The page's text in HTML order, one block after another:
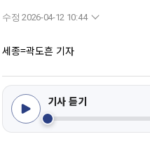
수정 2026-04-12 10:44
세종=곽도흔 기자
기사 듣기